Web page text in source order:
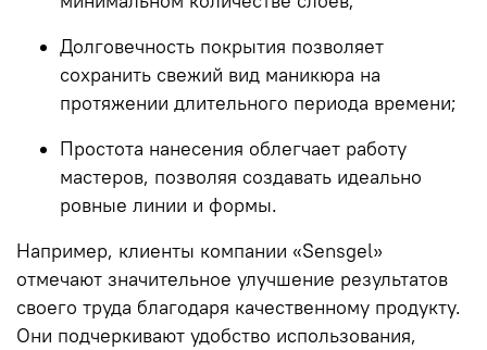
Долговечность покрытия позволяет
сохранить свежий вид маникюра на
протяжении длительного периода времени;
Простота нанесения облегчает работу
мастеров, позволяя создавать идеально
ровные линии и формы.
Например, клиенты компании «Sensgel»
отмечают значительное улучшение результатов
своего труда благодаря качественному продукту.
Они подчеркивают удобство использования,